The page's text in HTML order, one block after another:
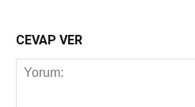
CEVAP VER